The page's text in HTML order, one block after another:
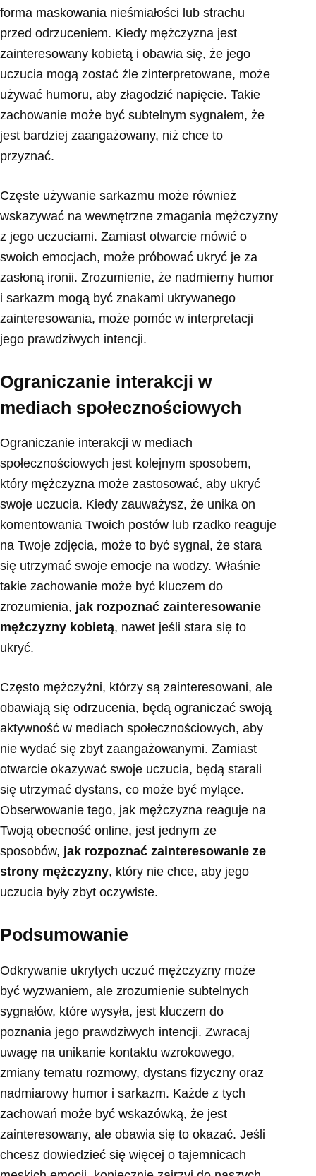
forma maskowania nieśmiałości lub strachu
przed odrzuceniem. Kiedy mężczyzna jest
zainteresowany kobietą i obawia się, że jego
uczucia mogą zostać źle zinterpretowane, może
używać humoru, aby złagodzić napięcie. Takie
zachowanie może być subtelnym sygnałem, że
jest bardziej zaangażowany, niż chce to
przyznać.
Częste używanie sarkazmu może również
wskazywać na wewnętrzne zmagania mężczyzny
z jego uczuciami. Zamiast otwarcie mówić o
swoich emocjach, może próbować ukryć je za
zasłoną ironii. Zrozumienie, że nadmierny humor
i sarkazm mogą być znakami ukrywanego
zainteresowania, może pomóc w interpretacji
jego prawdziwych intencji.
Ograniczanie interakcji w
mediach społecznościowych
Ograniczanie interakcji w mediach
społecznościowych jest kolejnym sposobem,
który mężczyzna może zastosować, aby ukryć
swoje uczucia. Kiedy zauważysz, że unika on
komentowania Twoich postów lub rzadko reaguje
na Twoje zdjęcia, może to być sygnał, że stara
się utrzymać swoje emocje na wodzy. Właśnie
takie zachowanie może być kluczem do
zrozumienia, jak rozpoznać zainteresowanie
mężczyzny kobietą, nawet jeśli stara się to
ukryć.
Często mężczyźni, którzy są zainteresowani, ale
obawiają się odrzucenia, będą ograniczać swoją
aktywność w mediach społecznościowych, aby
nie wydać się zbyt zaangażowanymi. Zamiast
otwarcie okazywać swoje uczucia, będą starali
się utrzymać dystans, co może być mylące.
Obserwowanie tego, jak mężczyzna reaguje na
Twoją obecność online, jest jednym ze
sposobów, jak rozpoznać zainteresowanie ze
strony mężczyzny, który nie chce, aby jego
uczucia były zbyt oczywiste.
Podsumowanie
Odkrywanie ukrytych uczuć mężczyzny może
być wyzwaniem, ale zrozumienie subtelnych
sygnałów, które wysyła, jest kluczem do
poznania jego prawdziwych intencji. Zwracaj
uwagę na unikanie kontaktu wzrokowego,
zmiany tematu rozmowy, dystans fizyczny oraz
nadmiarowy humor i sarkazm. Każde z tych
zachowań może być wskazówką, że jest
zainteresowany, ale obawia się to okazać. Jeśli
chcesz dowiedzieć się więcej o tajemnicach